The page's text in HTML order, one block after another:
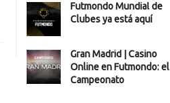
Futmondo Mundial de
Clubes ya está aquí
Gran Madrid | Casino
Online en Futmondo: el
Campeonato